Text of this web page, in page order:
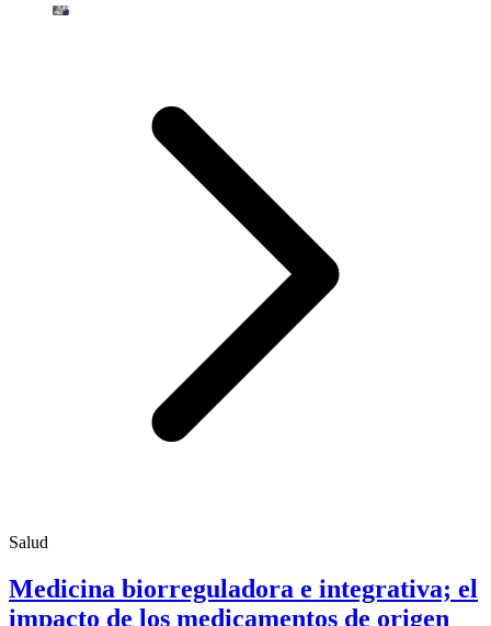
Salud
Medicina biorreguladora e integrativa; el
impacto de los medicamentos de origen